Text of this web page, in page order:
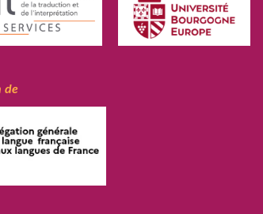
de